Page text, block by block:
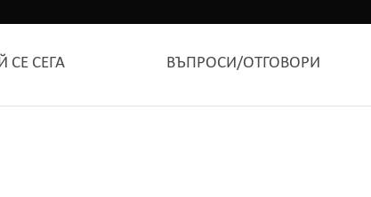
СЕ СЕГА ВЪПРОСИ/ОТГОВОРИ